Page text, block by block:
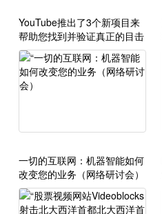
YouTube推出了3个新项目来
帮助您找到并验证真正的目击
者新闻视频
一切的互联网：机器智能如何
改变您的业务（网络研讨会）